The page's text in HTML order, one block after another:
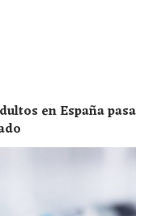
en España pasa